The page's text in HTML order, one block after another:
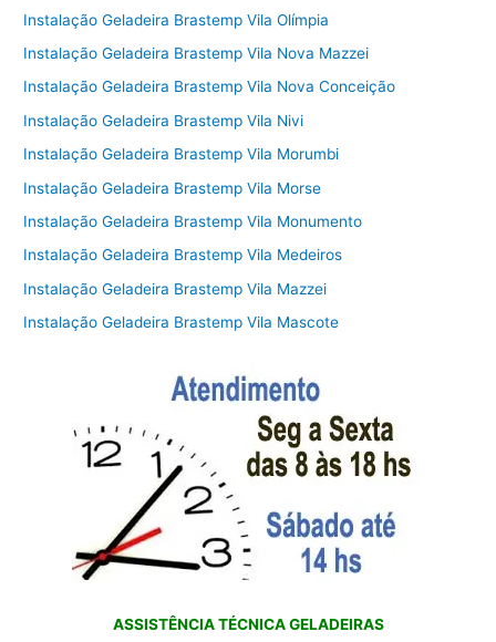
Instalação Geladeira Brastemp Vila Olímpia
Instalação Geladeira Brastemp Vila Nova Mazzei
Instalação Geladeira Brastemp Vila Nova Conceição
Instalação Geladeira Brastemp Vila Nivi
Instalação Geladeira Brastemp Vila Morumbi
Instalação Geladeira Brastemp Vila Morse
Instalação Geladeira Brastemp Vila Monumento
Instalação Geladeira Brastemp Vila Medeiros
Instalação Geladeira Brastemp Vila Mazzei
Instalação Geladeira Brastemp Vila Mascote
ASSISTÊNCIA TÉCNICA GELADEIRAS